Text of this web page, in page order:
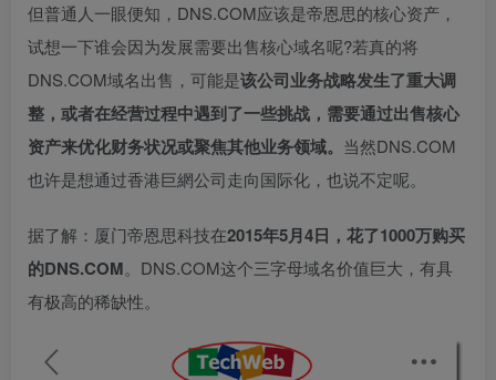
但普通人一眼便知，DNS.COM应该是帝恩思的核心资产，
试想一下谁会因为发展需要出售核心域名呢?若真的将
DNS.COM域名出售，可能是该公司业务战略发生了重大调
整，或者在经营过程中遇到了一些挑战，需要通过出售核心
资产来优化财务状况或聚焦其他业务领域。 当然DNS.COM
也许是想通过香港巨網公司走向国际化，也说不定呢。
据了解：厦门帝恩思科技在2015年5月4日，花了1000万购买
的DNS.COM。DNS.COM这个三字母域名价值巨大，有具
有极高的稀缺性。